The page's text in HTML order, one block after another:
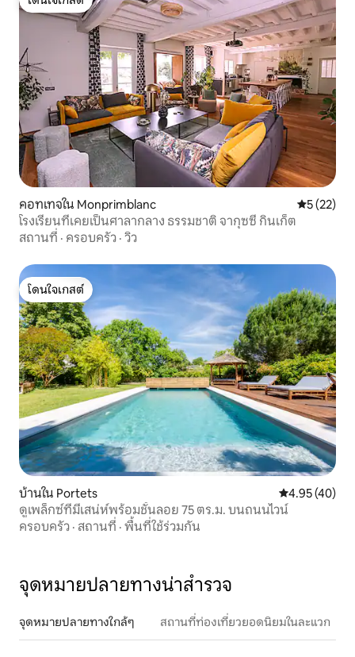
โดนใจเกสต์
คอทเทจใน Monprimblanc คะแนนเฉลี่
5 (22)
โรงเรียนที่เคยเป็นศาลากลาง ธรรมชาติ จากุซซี่ กินเก็ต
สถานที่ · ครอบครัว · วิว
โดนใจเกสต์
โดนใจเกสต์
บ้านใน Portets คะแนนเฉลี่ย
4.95 (40)
ดูเพล็กซ์ที่มีเสน่ห์พร้อมชั้นลอย 75 ตร.ม. บนถนนไวน์
ครอบครัว · สถานที่ · พื้นที่ใช้ร่วมกัน
จุดหมายปลายทางน่าสำรวจ
จุดหมายปลายทางใกล้ๆ สถานที่ท่องเที่ยวยอดนิยมในละแวก